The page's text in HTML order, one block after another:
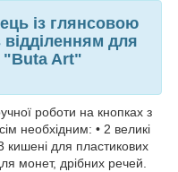
із глянсовою
для
"Buta Art"
роботи на кнопках з
необхідним: • 2 великі
кишені для пластикових
монет, дрібних речей.